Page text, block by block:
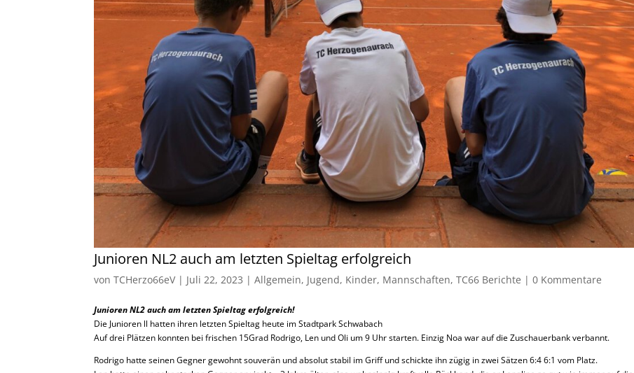
Junioren NL2 auch am letzten Spieltag erfolgreich
vonTCHerzo66eV| Juli 22, 2023 |Allgemein, Jugend, Kinder, Mannschaften,TC66 Berichte |0 Kommentare
Junioren NL2 auch am letzten Spieltag erfolgreich!
Die Junioren ll hatten ihren letzten Spieltag heute im Stadtpark Schwabach
Auf drei Plätzen konnten bei frischen 15Grad Rodrigo, Len und Oli um 9 Uhr starten. Einzig Noa war auf die Zuschauerbank verbannt.
Rodrigo hatte seinen Gegner gewohnt souverän und absolut stabil im Griff und schickte ihn zügig in zwei Sätzen 6:4 6:1 vom Platz.